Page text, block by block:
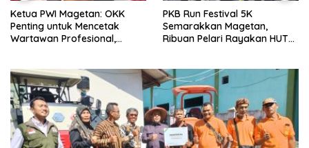
Ketua PWI Magetan: OKK
Penting untuk Mencetak
Wartawan Profesional,
PKB Run Festival 5K
Semarakkan Magetan,
Ribuan Pelari Rayakan HUT